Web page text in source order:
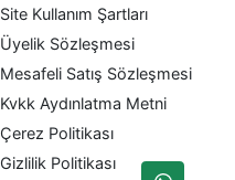
Site Kullanım Şartları
Üyelik Sözleşmesi
Mesafeli Satış Sözleşmesi
Kvkk Aydınlatma Metni
Çerez Politikası
Gizlilik Politikası